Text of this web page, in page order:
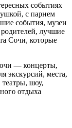
событиях
с парнем
события, музеи
лучшие
Сочи, которые
— концерты,
экскурсий, места,
шоу,
отдыха